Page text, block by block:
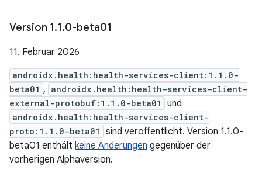
Version 1.1.0-beta01
11. Februar 2026
androidx.health:health-services-client:1.1.0-
beta01 , androidx.health:health-services-client-
external-protobuf:1.1.0-beta01
und
androidx.health:health-services-client-
proto:1.1.0-beta01
sind veröffentlicht. Version 1.1.0-
beta01 enthält keine Änderungen gegenüber der
vorherigen Alphaversion.